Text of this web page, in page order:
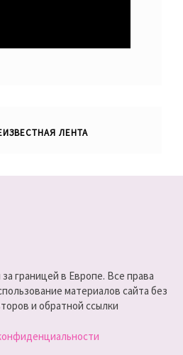
ЛЕНТА
границей в Европе. Все права
материалов сайта без
и обратной ссылки